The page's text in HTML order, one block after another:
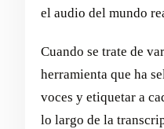
el audio del mundo
Cuando se trate de
herramienta que ha
voces y etiquetar a
lo largo de la